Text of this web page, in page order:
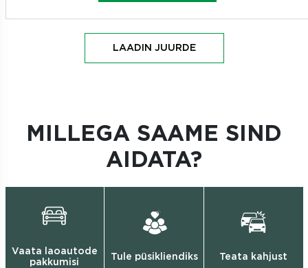
LAADIN JUURDE
MILLEGA SAAME SIND
AIDATA?
Vaata laoautode
pakkumisi
Tule püsikliendiks Teata kahjust